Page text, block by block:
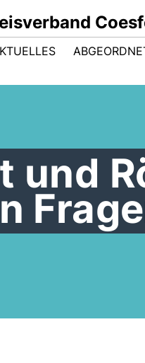
und